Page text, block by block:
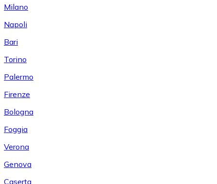
Milano
Napoli
Bari
Torino
Palermo
Firenze
Bologna
Foggia
Verona
Genova
Caserta